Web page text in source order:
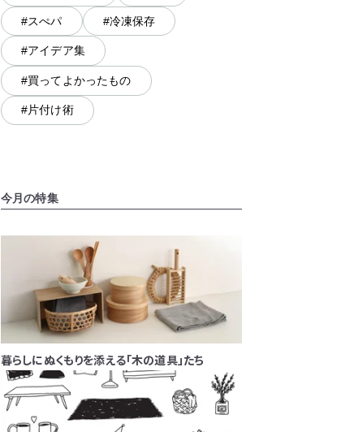
#スぺパ #冷凍保存
#アイデア集
#買ってよかったもの
#片付け術
今月の特集
暮らしにぬくもりを添える「木の道具」たち